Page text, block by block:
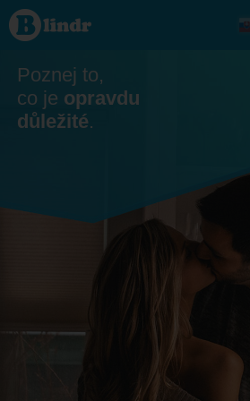
Seznamka
Poznej to,
co je opravdu
důležité.